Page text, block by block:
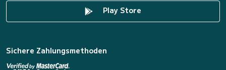
Play Store
Sichere Zahlungsmethoden